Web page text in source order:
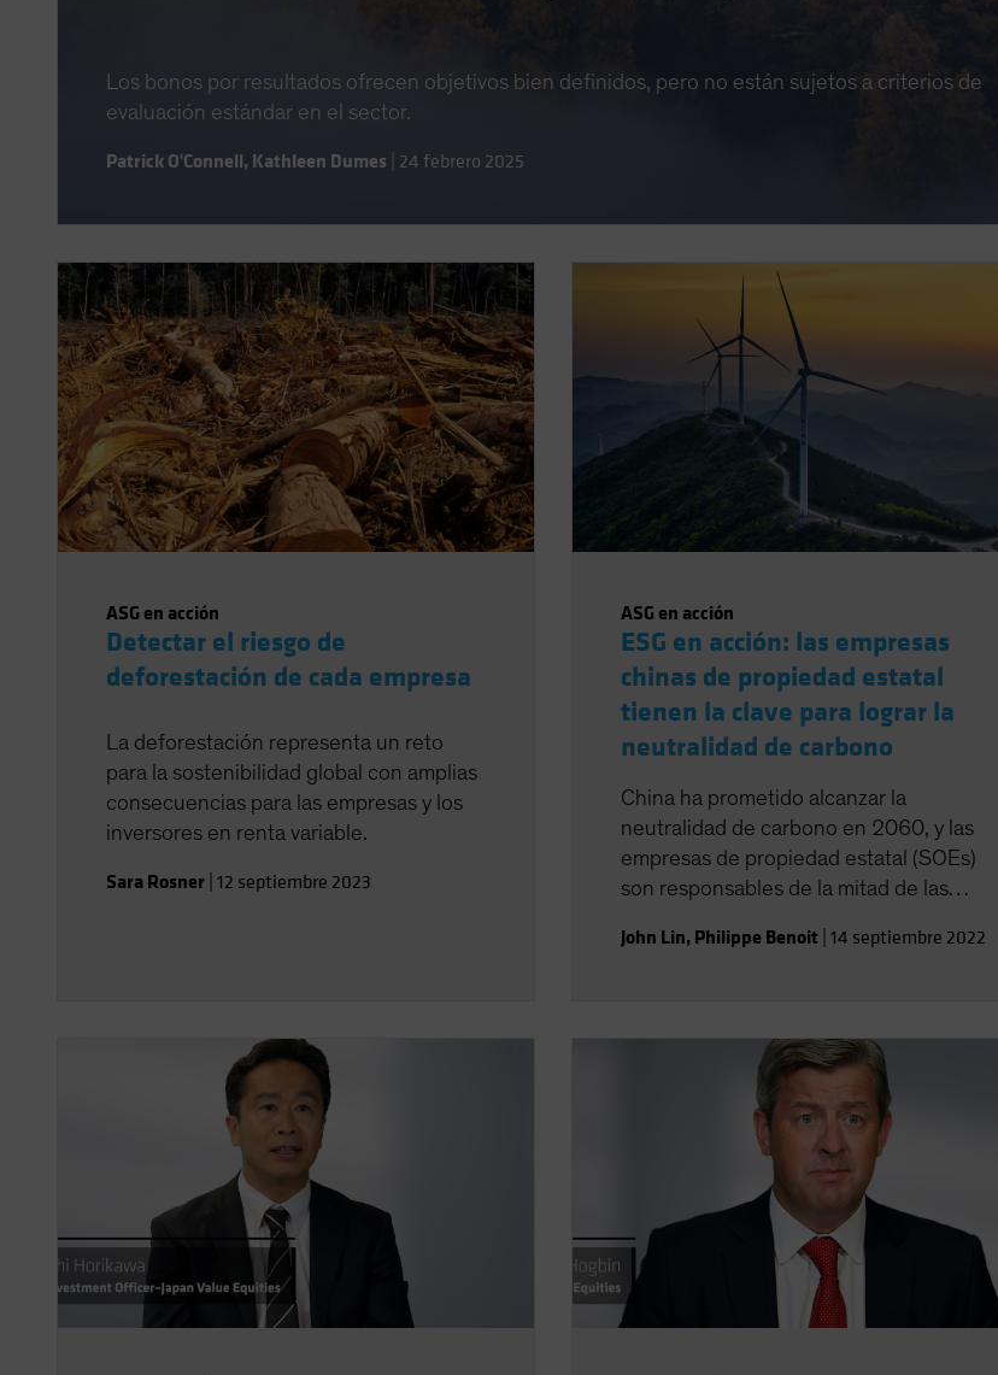
Los bonos por resultados ofrecen objetivos bien definidos, pero no están sujetos a criterios de
evaluación estándar en el sector.
Patrick O'Connell, Kathleen Dumes 24 febrero 2025
ASG en acción
Detectar el riesgo de
deforestación de cada empresa
La deforestación representa un reto
para la sostenibilidad global con amplias
consecuencias para las empresas y los
inversores en renta variable.
Sara Rosner 12 septiembre 2023
ASG en acción
ESG en acción: las empresas
chinas de propiedad estatal
tienen la clave para lograr la
neutralidad de carbono
China ha prometido alcanzar la
neutralidad de carbono en 2060, y las
empresas de propiedad estatal (SOEs)
son responsables de la mitad de las
SOEs también participan de forma
bajas en carbono. Es importante para los
inversores entender el ecosistema en el
que operan las SOEs para tener una
perspectiva adecuada de cuáles son los
desafíos macro y microeconómicos que
determinarán el éxito de los planes de
neutralidad de carbono a largo plazo de
China.
John Lin, Philippe Benoit| 14 septiembre 2022